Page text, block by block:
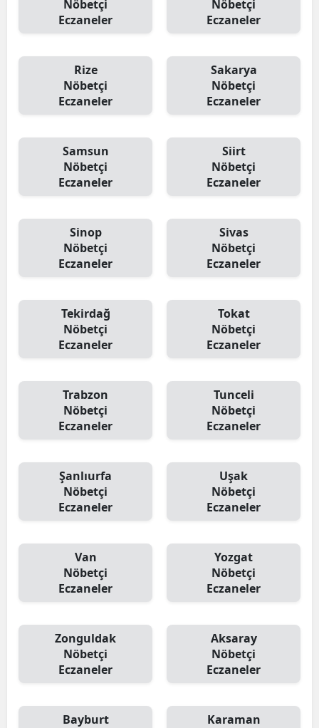
Nöbetçi
Eczaneler
Nöbetçi
Eczaneler
Rize
Nöbetçi
Eczaneler
Sakarya
Nöbetçi
Eczaneler
Samsun
Nöbetçi
Eczaneler
Siirt
Nöbetçi
Eczaneler
Sinop
Nöbetçi
Eczaneler
Sivas
Nöbetçi
Eczaneler
Tekirdağ
Nöbetçi
Eczaneler
Tokat
Nöbetçi
Eczaneler
Trabzon
Nöbetçi
Eczaneler
Tunceli
Nöbetçi
Eczaneler
Şanlıurfa
Nöbetçi
Eczaneler
Uşak
Nöbetçi
Eczaneler
Van
Nöbetçi
Eczaneler
Yozgat
Nöbetçi
Eczaneler
Zonguldak
Nöbetçi
Eczaneler
Aksaray
Nöbetçi
Eczaneler
Bayburt
Karaman